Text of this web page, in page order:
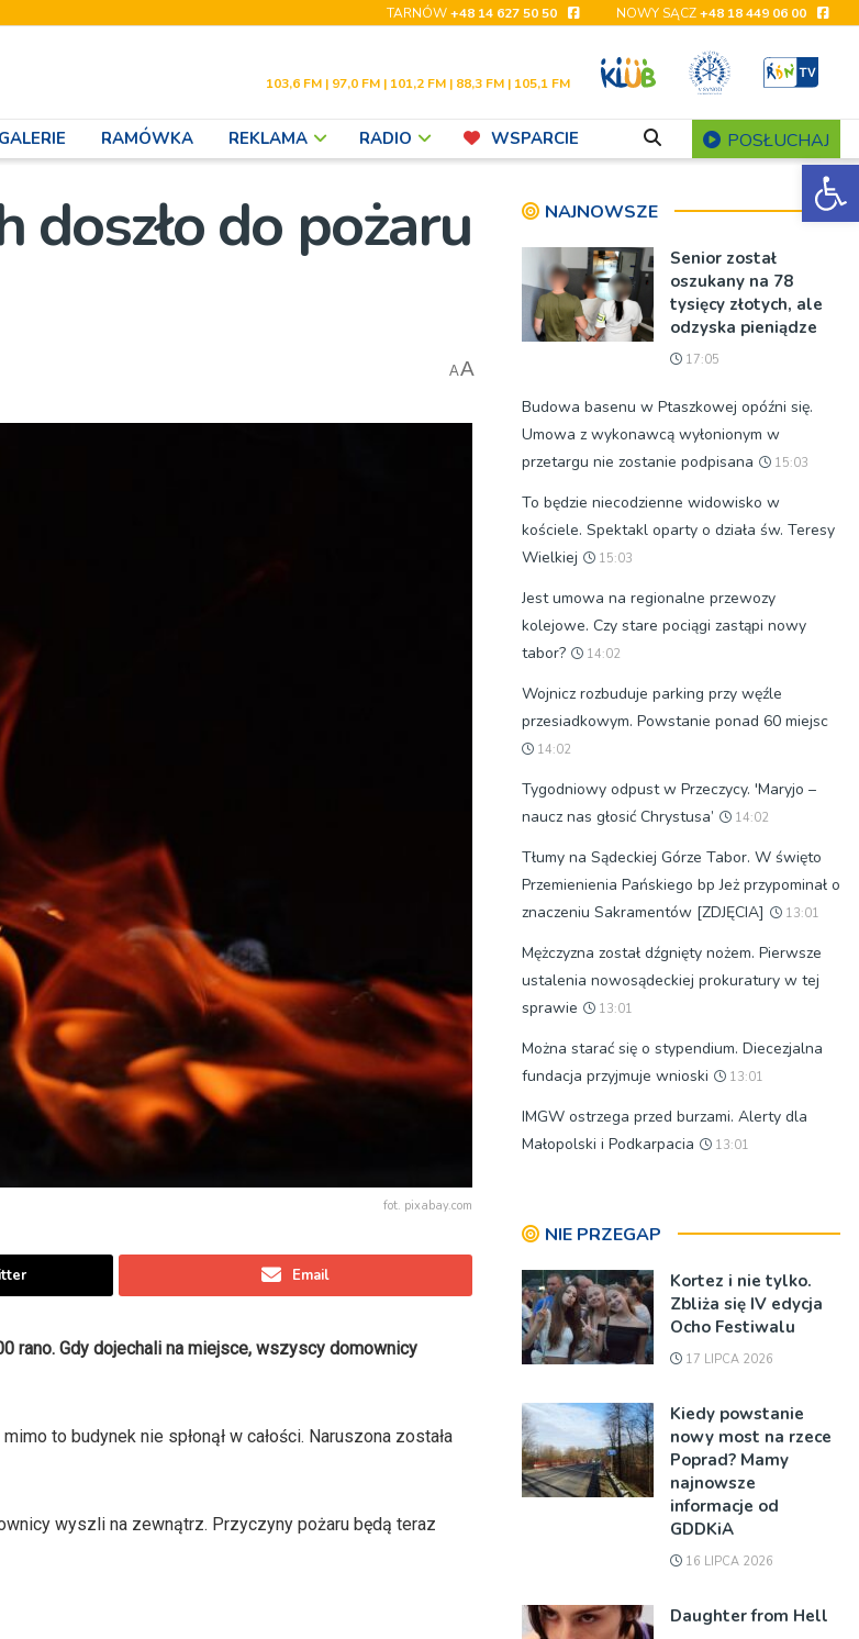
TARNÓW+48 14 627 50 50 NOWY SĄCZ+48 18 449 06 00
103,6 FM | 97,0 FM | 101,2 FM | 88,3 FM | 105,1 FM
GALERIE RAMÓWKA REKLAMA RADIO WSPARCIE POSŁUCHAJ
doszło do pożaru
AA
fot. pixabay.com
Email
rano. Gdy dojechali na miejsce, wszyscy domownicy
to budynek nie spłonął w całości. Naruszona została
wyszli na zewnątrz. Przyczyny pożaru będą teraz
NAJNOWSZE
Senior został
oszukany na 78
tysięcy złotych, ale
odzyska pieniądze
17:05
Budowa basenu w Ptaszkowej opóźni się.
Umowa z wykonawcą wyłonionym w
przetargu nie zostanie podpisana
15:03
To będzie niecodzienne widowisko w
kościele. Spektakl oparty o działa św. Teresy
Wielkiej
15:03
Jest umowa na regionalne przewozy
kolejowe. Czy stare pociągi zastąpi nowy
tabor?
14:02
Wojnicz rozbuduje parking przy węźle
przesiadkowym. Powstanie ponad 60 miejsc
14:02
Tygodniowy odpust w Przeczycy. 'Maryjo –
naucz nas głosić Chrystusa’
14:02
Tłumy na Sądeckiej Górze Tabor. W święto
Przemienienia Pańskiego bp Jeż przypominał o
znaczeniu Sakramentów [ZDJĘCIA]
13:01
Mężczyzna został dźgnięty nożem. Pierwsze
ustalenia nowosądeckiej prokuratury w tej
sprawie
13:01
Można starać się o stypendium. Diecezjalna
fundacja przyjmuje wnioski
13:01
IMGW ostrzega przed burzami. Alerty dla
Małopolski i Podkarpacia
13:01
NIE PRZEGAP
Kortez i nie tylko.
Zbliża się IV edycja
Ocho Festiwalu
17 LIPCA 2026
Kiedy powstanie
nowy most na rzece
Poprad? Mamy
najnowsze
informacje od
GDDKiA
16 LIPCA 2026
Daughter from Hell